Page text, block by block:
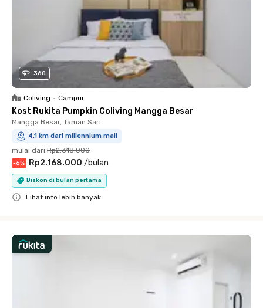
360
Coliving • Campur
Kost Rukita Pumpkin Coliving Mangga Besar
Mangga Besar, Taman Sari
4.1 km dari millennium mall
mulai dari Rp2.318.000
-6% Rp2.168.000 /bulan
Diskon di bulan pertama
Lihat info lebih banyak